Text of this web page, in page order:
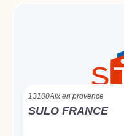
13100Aix en provence
SULO FRANCE